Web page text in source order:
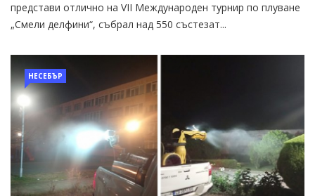
представи отлично на VII Международен турнир по плуване
„Смели делфини“, събрал над 550 състезат...
НЕСЕБЪР